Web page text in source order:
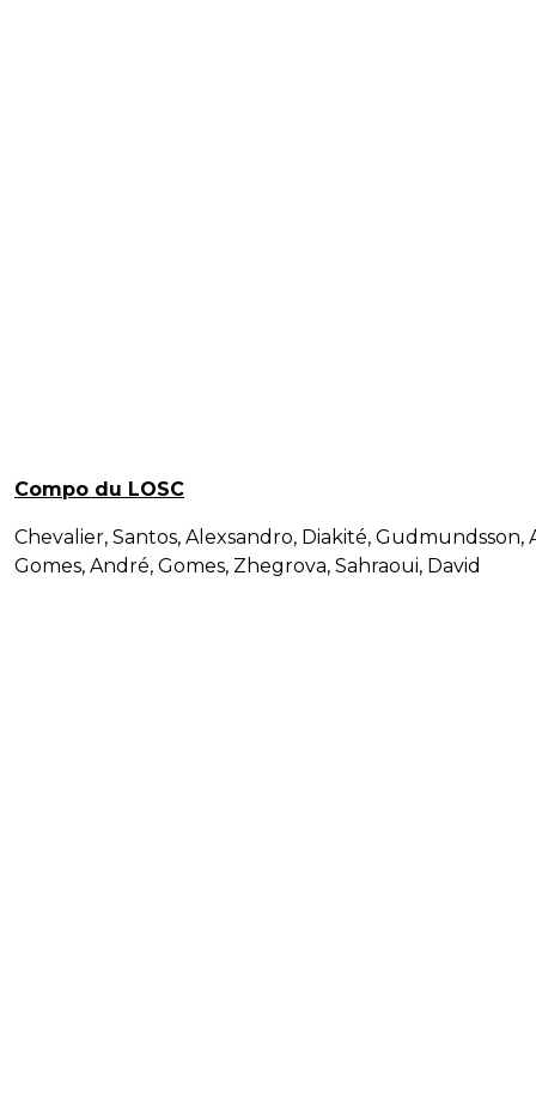
Compo du LOSC
Chevalier, Santos, Alexsandro, Diakité, Gudmundsson,
Gomes, André, Gomes, Zhegrova, Sahraoui, David